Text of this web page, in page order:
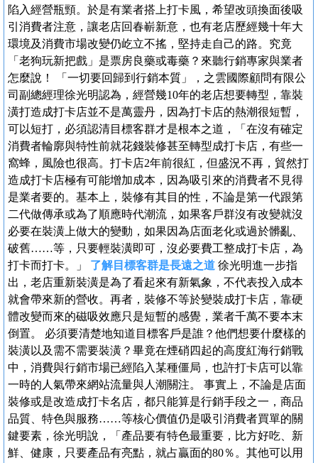
陷入經營瓶頸。於是有業者搭上打卡風，希望改頭換面後吸
引消費者注意，讓老店回春嶄新意，也有老店歷經幾十年大
環境及消費市場改變仍屹立不搖，堅持走自己的路。究竟
「老狗玩新把戲」是票房良藥或毒藥？來聽行銷專家與業者
怎麼說！ 「一切要回歸到行銷本質」，之雲國際顧問有限公
司副總經理徐光明認為，經營幾10年的老店想要轉型，靠裝
潢打造成打卡店並不是萬靈丹，因為打卡店的熱潮很短暫，
可以短打，必須認清目標客群才是根本之道，「在沒有確定
消費者輪廓與特性前就花錢裝修甚至轉型成打卡店，有些一
窩蜂，風險也很高。打卡店2年前很紅，但盛況不再，貿然打
造成打卡店極有可能增加成本，因為吸引來的消費者不見得
是業者要的。基本上，裝修有其目的性，不論是第一代跟第
二代做傳承或為了順應時代潮流，如果客戶群沒有改變就沒
必要在裝潢上做大的變動，如果因為店面老化或過於髒亂、
破舊……等，只要輕裝潢即可，沒必要費工整成打卡店，為
打卡而打卡。」 了解目標客群是長遠之道 徐光明進一步指
出，老店重新裝潢是為了看起來有新氣象，不代表投入成本
就會帶來新的營收。再者，裝修不等於變裝成打卡店，靠硬
體改變而來的磁吸效應只是短暫的感覺，業者千萬不要本末
倒置。 必須要清楚地知道目標客戶是誰？他們想要什麼樣的
裝潢以及需不需要裝潢？畢竟在煙硝四起的高度紅海行銷戰
中，消費與行銷市場已經陷入某種僵局，也許打卡店可以靠
一時的人氣帶來網站流量與人潮關注。 事實上，不論是店面
裝修或是改造成打卡名店，都只能算是行銷手段之一，商品
品質、特色與服務……等核心價值仍是吸引消費者買單的關
鍵要素，徐光明說，「產品要有特色最重要，比方好吃、新
鮮、健康，只要產品有亮點，就占贏面的80％。其他可以用